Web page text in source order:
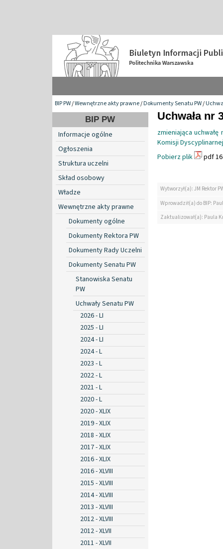
BIP PW/Wewnętrzne akty prawne/Dokumenty Senatu PW/
BIP PW
Informacje ogólne
Ogłoszenia
Struktura uczelni
Skład osobowy
Władze
Wewnętrzne akty prawne
Dokumenty ogólne
Dokumenty Rektora PW
Dokumenty Rady Uczelni
Dokumenty Senatu PW
Stanowiska Senatu
PW
Uchwały Senatu PW
2026 - LI
2025 - LI
2024 - LI
2024 - L
2023 - L
2022 - L
2021 - L
2020 - L
2020 - XLIX
2019 - XLIX
2018 - XLIX
2017 - XLIX
2016 - XLIX
2016 - XLVIII
2015 - XLVIII
2014 - XLVIII
2013 - XLVIII
2012 - XLVIII
2012 - XLVII
2011 - XLVII
Uchwała nr
zmieniająca
Komisji
Pobierz plik
pdf
Wytworzył(a): JM Rektor
Wprowadził(a) do BIP:
Zaktualizował(a): Paula